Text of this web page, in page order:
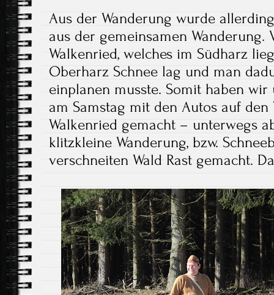
Aus der Wanderung wurde
aus der gemeinsamen Wanderung.
Walkenried, welches im Südharz
Oberharz Schnee lag und man
einplanen musste. Somit haben
am Samstag mit den Autos auf den
Walkenried gemacht – unterwegs
klitzkleine Wanderung, bzw.
verschneiten Wald Rast gemacht.